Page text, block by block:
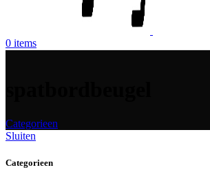
0 items
Categorieen
Sluiten
Categorieen